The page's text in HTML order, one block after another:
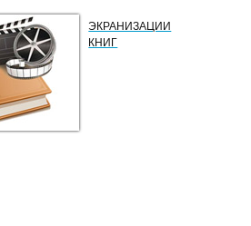
ЭКРАНИЗАЦИИ
КНИГ